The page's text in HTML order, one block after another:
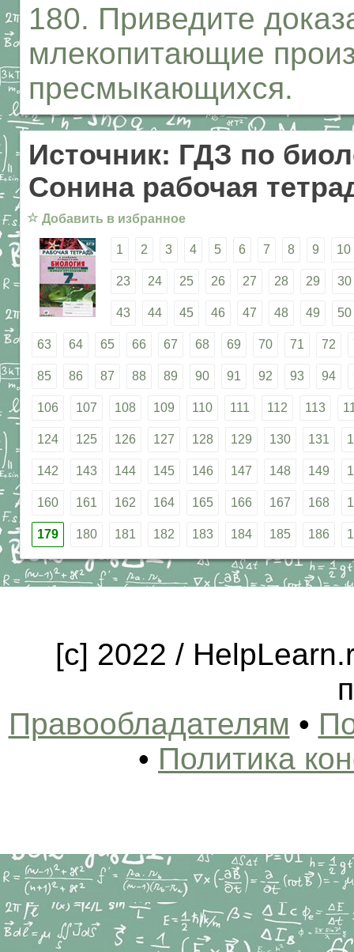
180. Приведите
млекопитающие
пресмыкающихся.
Источник: ГДЗ по
Сонина рабочая
☆ Добавить в избранное
1 2 3 4 5 6 7 8 9 10
23 24 25 26 27 28 29 30
43 44 45 46 47 48 49 50
63 64 65 66 67 68 69 70 71 72
85 86 87 88 89 90 91 92 93 94
106 107 108 109 110 111 112 113
124 125 126 127 128 129 130 131
142 143 144 145 146 147 148 149
160 161 162 164 165 166 167 168
179 180 181 182 183 184 185 186
[c] 2022 /
Правообладателям •
• Политика